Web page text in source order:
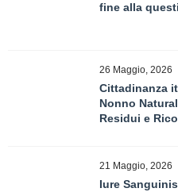
fine alla
26 Maggio, 2026
Cittadinanza
Nonno
Residui e
21 Maggio, 2026
Iure